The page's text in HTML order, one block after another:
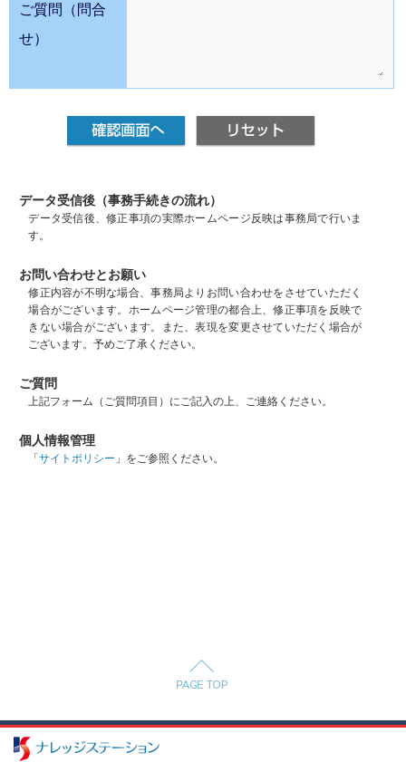
ご質問（問合
せ）
データ受信後（事務手続きの流れ）
データ受信後、修正事項の実際ホームページ反映は事務局で行いま
す。
お問い合わせとお願い
修正内容が不明な場合、事務局よりお問い合わせをさせていただく
場合がございます。ホームページ管理の都合上、修正事項を反映で
きない場合がございます。また、表現を変更させていただく場合が
ございます。予めご了承ください。
ご質問
上記フォーム（ご質問項目）にご記入の上、ご連絡ください。
個人情報管理
「サイトポリシー 」をご参照ください。